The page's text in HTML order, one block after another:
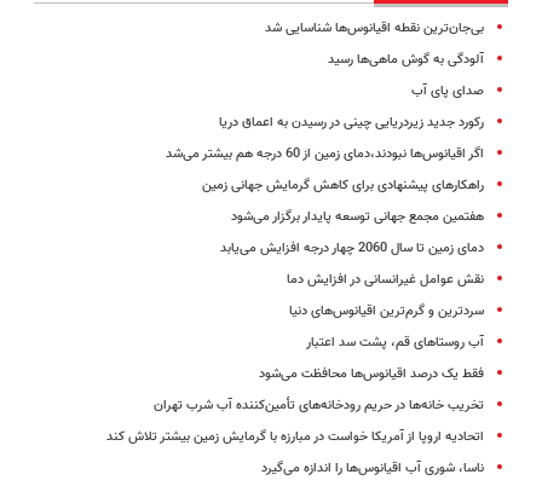
بی‌جان‌ترین نقطه اقیانوس‌ها شناسایی شد
آلودگی به گوش ماهی‌ها رسید
صدای پای آب
رکورد جدید زیردریایی چینی در رسیدن به اعماق دریا
اگر اقیانوس‌ها نبودند،دمای زمین از 60 درجه هم بیشتر می‌شد
راهکارهای پیشنهادی برای کاهش گرمایش جهانی زمین
هفتمین مجمع جهانی توسعه پایدار برگزار می‌شود
دمای زمین تا سال 2060 چهار درجه افزایش می‌یابد
نقش عوامل غیرانسانی در افزایش دما
سردترین و گرم‌‌ترین اقیانوس‌های دنیا
آب روستاهای قم، پشت سد اعتبار
فقط یک درصد اقیانوس‌ها محافظت می‌شود
تخریب خانه‌ها در حریم رودخانه‌های تأمین‌کننده آب شرب تهران
اتحادیه اروپا از آمریکا خواست در مبارزه با گرمایش زمین بیشتر تلاش کند
ناسا، شوری آب اقیانوس‌ها را اندازه می‌گیرد